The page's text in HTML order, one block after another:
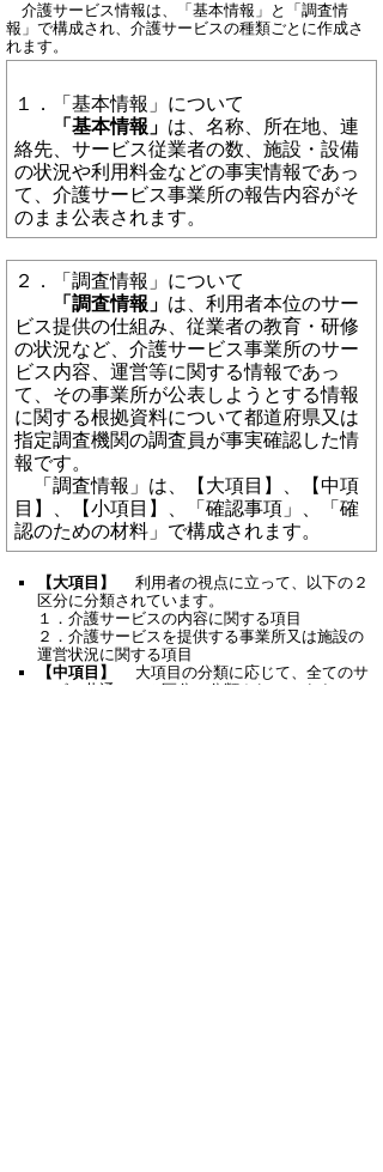
介護サービス情報は、「基本情報」と「調査情
報」で構成され、介護サービスの種類ごとに作成さ
れます。
１．「基本情報」について
「基本情報」 は、名称、所在地、連
絡先、サービス従業者の数、施設・設備
の状況や利用料金などの事実情報であっ
て、介護サービス事業所の報告内容がそ
のまま公表されます。
２．「調査情報」について
「調査情報」 は、利用者本位のサー
ビス提供の仕組み、従業者の教育・研修
の状況など、介護サービス事業所のサー
ビス内容、運営等に関する情報であっ
て、その事業所が公表しようとする情報
に関する根拠資料について都道府県又は
指定調査機関の調査員が事実確認した情
報です。
「調査情報」は、【大項目】、【中項
目】、【小項目】、「確認事項」、「確
認のための材料」で構成されます。
【大項目】
利用者の視点に立って、以下の２
区分に分類されています。
１．介護サービスの内容に関する項目
２．介護サービスを提供する事業所又は施設の
運営状況に関する項目
【中項目】
大項目の分類に応じて、全てのサ
ービス共通に１０区分に分類されています。